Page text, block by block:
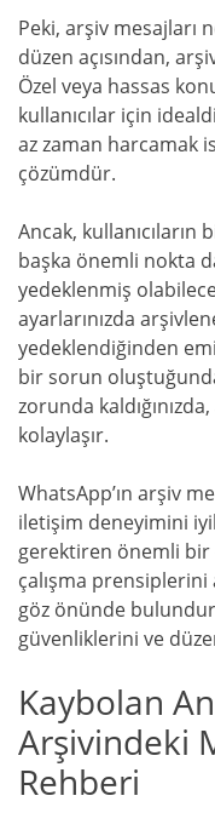
Peki, arşiv mesajları
düzen açısından,
Özel veya hassas
kullanıcılar için
az zaman harcamak
çözümdür.
Ancak,
başka önemli nokta
yedeklenmiş
ayarlarınızda
yedeklendiğinden
bir sorun
zorunda
kolaylaşır.
WhatsApp’ın arşiv
iletişim deneyimini
gerektiren önemli bir
çalışma prensiplerini
göz önünde
güvenliklerini ve
Kaybolan
Arşivindeki
Rehberi